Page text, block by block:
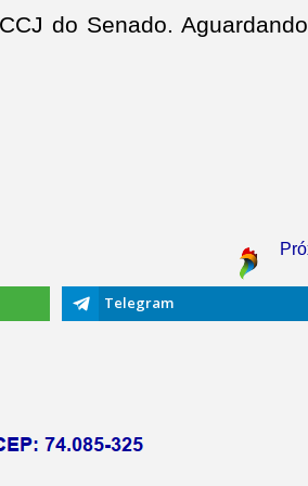
do Senado.
Telegram